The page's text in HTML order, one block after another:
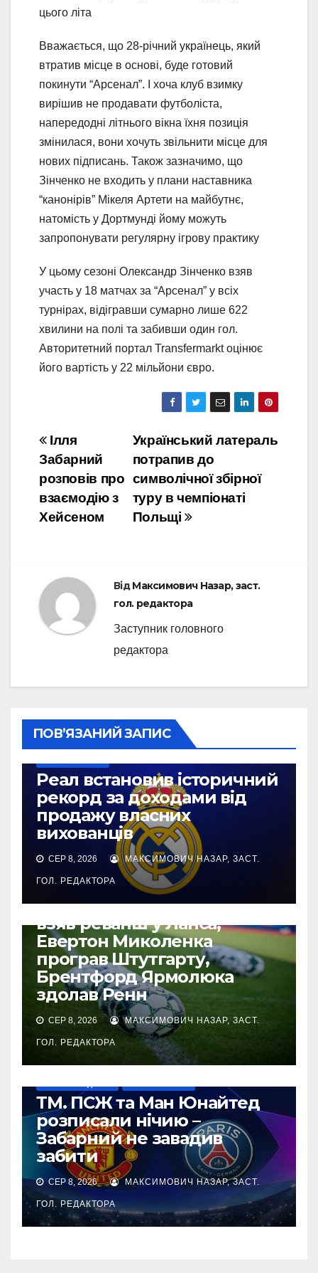
цього літа
Вважається, що 28-річний українець, який
втратив місце в основі, буде готовий
покинути “Арсенал”. І хоча клуб взимку
вирішив не продавати футболіста,
напередодні літнього вікна їхня позиція
змінилася, вони хочуть звільнити місце для
нових підписань. Також зазначимо, що
Зінченко не входить у плани наставника
“канонірів” Мікеля Артети на майбутнє,
натомість у Дортмунді йому можуть
запропонувати регулярну ігрову практику
У цьому сезоні Олександр Зінченко взяв
участь у 18 матчах за “Арсенал” у всіх
турнірах, відігравши сумарно лише 622
хвилини на полі та забивши один гол.
Авторитетний портал Transfermarkt оцінює
його вартість у 22 мільйони євро.
Навігація
записів
Український латераль
потрапив до
символічної збірної
туру в чемпіонаті
Польщі
Ілля
Забарний
розповів про
взаємодію з
Хейсеном
ВідМаксимович Назар, заст.
гол. редактора
Заступник головного
редактора
ПОВ’ЯЗАНИЙ ЗАПИС
Реал встановив історичний
рекорд за доходами від
продажу власних
вихованців
СЕР 8, 2026 МАКСИМОВИЧ НАЗАР, ЗАСТ.
ГОЛ. РЕДАКТОРА
НАШІ ЗА КОРДОНОМ ТОП-ЧЕМПІОНАТИ
ТМ. Сандерленд Тутєрова
взяв реванш у Ланса,
Евертон Миколенка
програв Штутгарту,
Брентфорд Ярмолюка
здолав Ренн
СЕР 8, 2026 МАКСИМОВИЧ НАЗАР, ЗАСТ.
ГОЛ. РЕДАКТОРА
ТМ. ПСЖ та Ман Юнайтед
розписали нічию –
Забарний не завадив
забити
СЕР 8, 2026 МАКСИМОВИЧ НАЗАР, ЗАСТ.
ГОЛ. РЕДАКТОРА